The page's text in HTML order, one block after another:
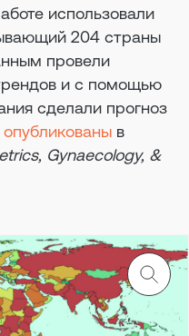
использовали
204 страны
провели
и с помощью
сделали прогноз
опубликованы в
Gynaecology, &